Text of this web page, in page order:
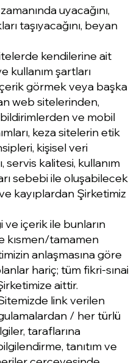
uyacağını,
taşıyacağını, beyan
kendilerine ait
kullanım şartları
görmek veya başka
web sitelerinden,
ve mobil
keza sitelerin etik
kişisel veri
servis kalitesi, kullanım
sebebi ile oluşabilecek
kayıplardan Şirketimiz
ve içerik ile bunların
kısmen/tamamen
anlaşmasına göre
hariç; tüm fikri-sınai
aittir.
link verilen
/ her türlü
taraflarına
tanıtım ve